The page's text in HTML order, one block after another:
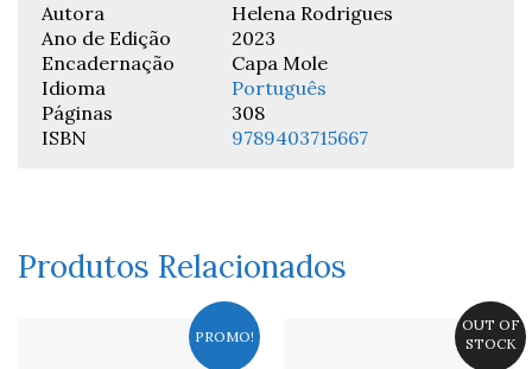
Autora
Helena Rodrigues
Ano de Edição
2023
Encadernação
Capa Mole
Idioma
Português
Páginas
308
ISBN
9789403715667
Produtos Relacionados
PROMO!
OUT OF
STOCK